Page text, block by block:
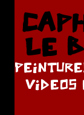
Aller
contenuLE
VIDEOS